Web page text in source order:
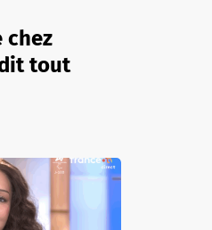
chez
tout